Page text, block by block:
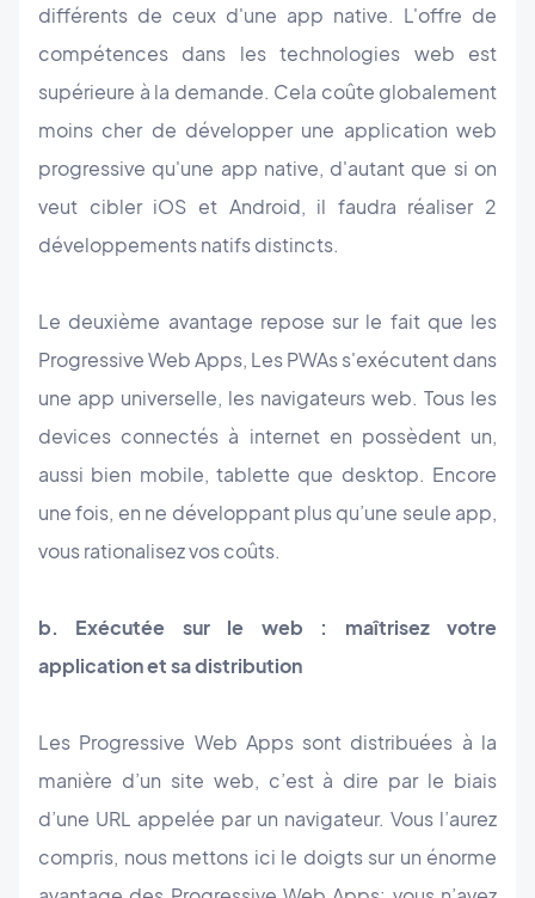
différents de ceux d'une app native. L'offre de
compétences dans les technologies web est
supérieure à la demande. Cela coûte globalement
moins cher de développer une application web
progressive qu'une app native, d'autant que si on
veut cibler iOS et Android, il faudra réaliser 2
développements natifs distincts.
Le deuxième avantage repose sur le fait que les
Progressive Web Apps, Les PWAs s'exécutent dans
une app universelle, les navigateurs web. Tous les
devices connectés à internet en possèdent un,
aussi bien mobile, tablette que desktop. Encore
une fois, en ne développant plus qu’une seule app,
vous rationalisez vos coûts.
b. Exécutée sur le web : maîtrisez votre
application et sa distribution
Les Progressive Web Apps sont distribuées à la
manière d’un site web, c’est à dire par le biais
d’une URL appelée par un navigateur. Vous l’aurez
compris, nous mettons ici le doigts sur un énorme